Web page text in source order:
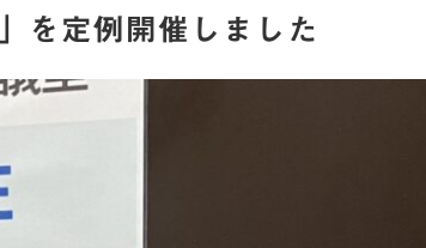
を定例開催しました